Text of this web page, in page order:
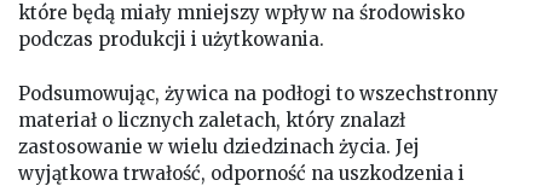
które będą miały mniejszy wpływ na środowisko
podczas produkcji i użytkowania.
Podsumowując, żywica na podłogi to wszechstronny
materiał o licznych zaletach, który znalazł
zastosowanie w wielu dziedzinach życia. Jej
wyjątkowa trwałość, odporność na uszkodzenia i